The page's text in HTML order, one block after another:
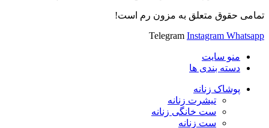
تمامی حقوق متعلق به مزون رم است!
Telegram Instagram Whatsapp
منو سایت
دسته بندی ها
پوشاک زنانه
تیشرت زنانه
ست خانگی زنانه
ست زنانه